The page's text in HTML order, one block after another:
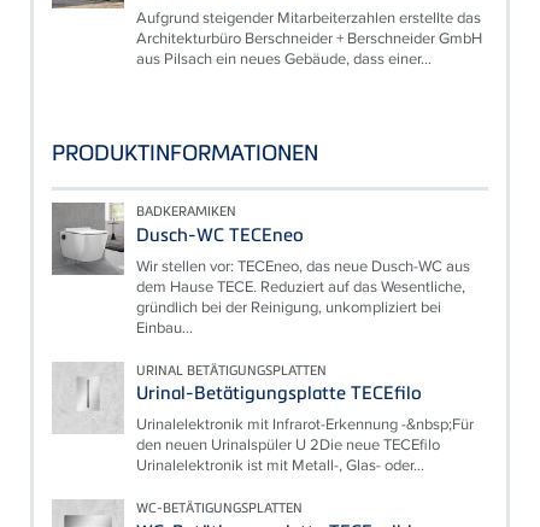
Aufgrund steigender Mitarbeiterzahlen erstellte das
Architekturbüro Berschneider + Berschneider GmbH
aus Pilsach ein neues Gebäude, dass einer...
PRODUKTINFORMATIONEN
BADKERAMIKEN
Dusch-WC TECEneo
Wir stellen vor: TECEneo, das neue Dusch-WC aus
dem Hause TECE. Reduziert auf das Wesentliche,
gründlich bei der Reinigung, unkompliziert bei
Einbau...
URINAL BETÄTIGUNGSPLATTEN
Urinal-Betätigungsplatte TECEfilo
Urinalelektronik mit Infrarot-Erkennung -&nbsp;Für
den neuen Urinalspüler U 2Die neue TECEfilo
Urinalelektronik ist mit Metall-, Glas- oder...
WC-BETÄTIGUNGSPLATTEN